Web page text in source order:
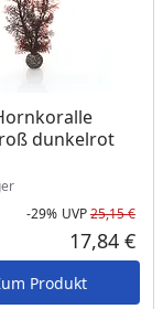
Preis
dunkelrot
am Lager
-29% UVP25,15 €
17,84 €
Produkt